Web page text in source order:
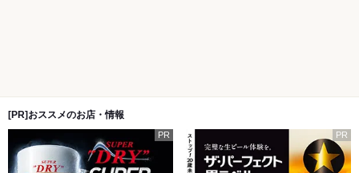
[PR]おススメのお店・情報
PR PR